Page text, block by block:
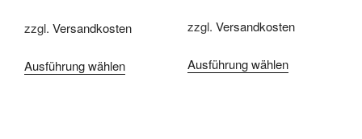
werden
gewählt
zzgl. Versandkosten
Ausführung wählen
zzgl. Versandkosten
Ausführung wählenDieses